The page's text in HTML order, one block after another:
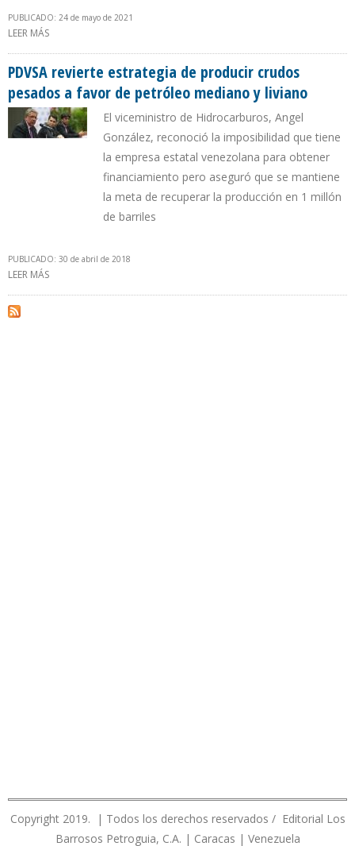
PUBLICADO: 24 de mayo de 2021
LEER MÁS
VENEZUELA
PDVSA revierte estrategia de producir crudos
pesados a favor de petróleo mediano y liviano
El viceministro de Hidrocarburos, Angel
González, reconoció la imposibilidad que tiene
la empresa estatal venezolana para obtener
financiamiento pero aseguró que se mantiene
la meta de recuperar la producción en 1 millón
de barriles
PUBLICADO: 30 de abril de 2018
LEER MÁS
Copyright 2019. | Todos los derechos reservados / Editorial Los
Barrosos Petroguia, C.A. | Caracas | Venezuela